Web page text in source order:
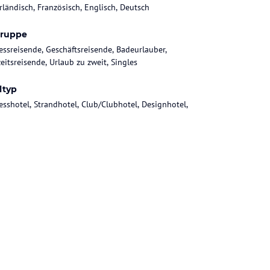
Französisch, Englisch, Deutsch
Geschäftsreisende, Badeurlauber,
Urlaub zu zweit, Singles
Strandhotel, Club/Clubhotel, Designhotel,